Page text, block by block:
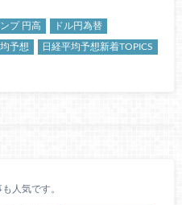
ンプ 円高 ドル円為替
予想 日経平均予想新着TOPICS
人気です。